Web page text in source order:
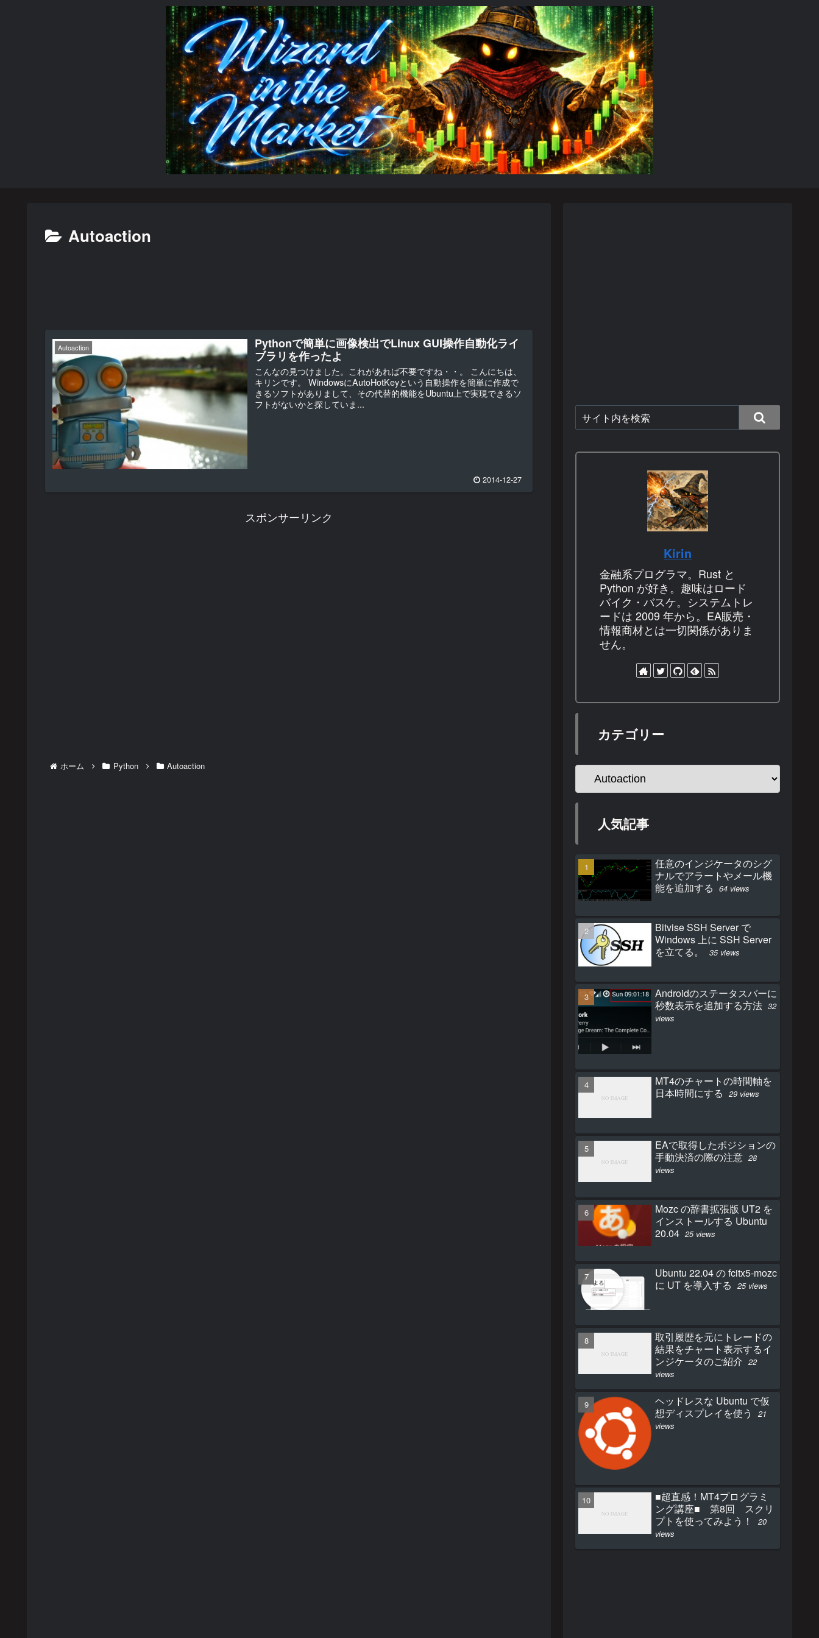
Autoaction
Autoaction
Pythonで簡単に画像検出でLinux GUI操作自動化ライ
ブラリを作ったよ
こんなの見つけました。これがあれば不要ですね・・。 こんにちは、
キリンです。 WindowsにAutoHotKeyという自動操作を簡単に作成で
きるソフトがありまして、その代替的機能をUbuntu上で実現できるソ
フトがないかと探していま...
2014-12-27
スポンサーリンク
ホーム Python Autoaction
Kirin
金融系プログラマ。Rust と
Python が好き。趣味はロード
バイク・バスケ。システムトレ
ードは 2009 年から。EA販売・
情報商材とは一切関係がありま
せん。
カテゴリー
人気記事
任意のインジケータのシグ
ナルでアラートやメール機
能を追加する
64 views
Bitvise SSH Server で
Windows 上に SSH Server
を立てる。
35 views
Androidのステータスバーに
秒数表示を追加する方法 32
views
MT4のチャートの時間軸を
日本時間にする
29 views
EAで取得したポジションの
手動決済の際の注意 28
views
Mozc の辞書拡張版 UT2 を
インストールする Ubuntu
20.04 25 views
Ubuntu 22.04 の fcitx5-mozc
に UT を導入する
25 views
取引履歴を元にトレードの
結果をチャート表示するイ
ンジケータのご紹介 22
views
ヘッドレスな Ubuntu で仮
想ディスプレイを使う
21
views
■超直感！MT4プログラミ
ング講座■ 第8回 スクリ
プトを使ってみよう！
20
views